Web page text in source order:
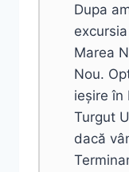
Dupa
Marea
Nou.
ieșire în
Turgut
dacă